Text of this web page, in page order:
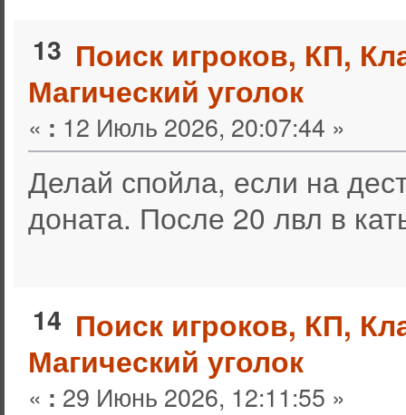
13 Поиск игроков, КП,
Магический уголок
« : 12 Июль 2026, 20:07:44 »
Делай спойла, если на
доната. После 20 лвл в
14 Поиск игроков, КП,
Магический уголок
« : 29 Июнь 2026, 12:11:55 »